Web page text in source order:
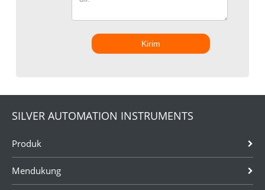
Kirim
SILVER AUTOMATION INSTRUMENTS
Produk
Mendukung